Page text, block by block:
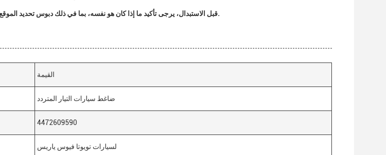
5قبل الاستبدال، يرجى تأكيد ما إذا كان هو نفسه، بما في ذلك دبوس تحديد الموقع، والجهد، وغيرها من المعلومات.
القيمة
ضاغط سيارات التيار المتردد
4472609590
لسيارات تويوتا فيوس ياريس